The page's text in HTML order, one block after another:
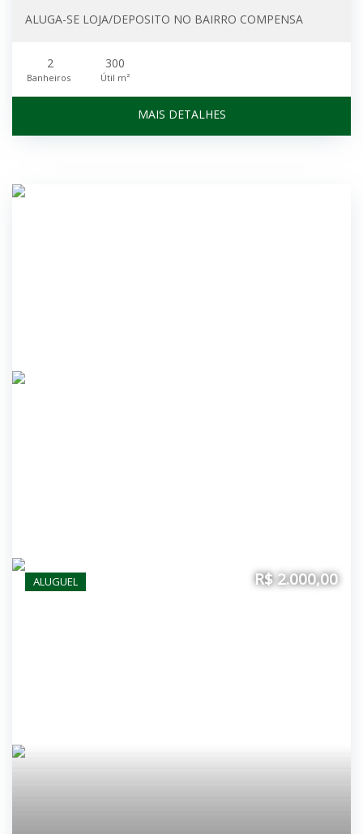
ALUGA-SE LOJA/DEPOSITO NO BAIRRO COMPENSA
2
Banheiros
300
Útil m²
MAIS DETALHES
ALUGUEL R$ 2.000,00